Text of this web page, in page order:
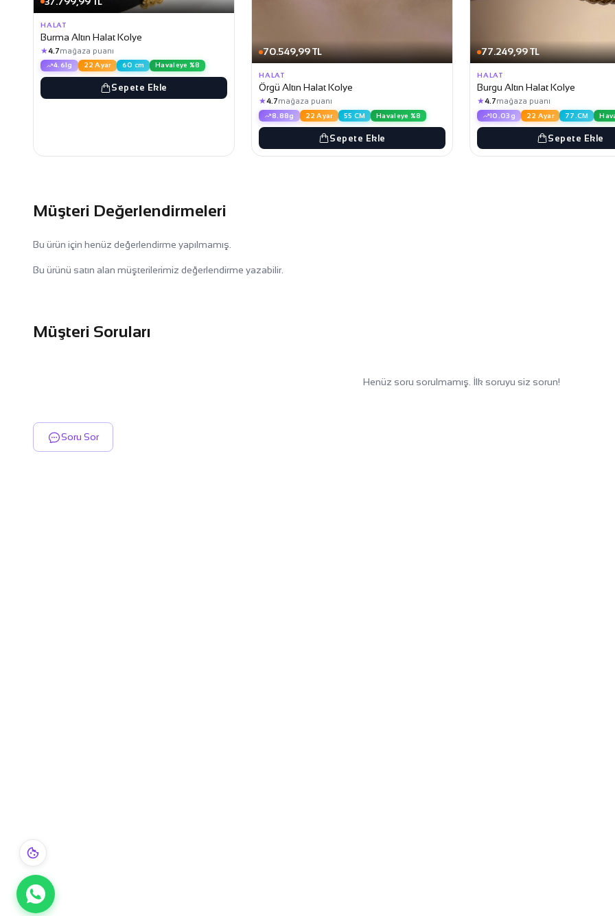
HALAT
Burma Altın Halat Kolye
★4.7mağaza puanı
4.61g 22 Ayar 60 cm Havaleye %8
Sepete Ekle
70.549,99 TL
HALAT
Örgü Altın Halat Kolye
★4.7mağaza puanı
8.88g 22 Ayar 55 CM Havaleye %8
Sepete Ekle
77.249,99 TL
HALAT
Burgu Altın Halat Kolye
★4.7mağaza puanı
10.03g 22 Ayar 77.CM
Sepete Ekle
Müşteri Değerlendirmeleri
Bu ürün için henüz değerlendirme yapılmamış.
Bu ürünü satın alan müşterilerimiz değerlendirme yazabilir.
Müşteri Soruları
Henüz soru sorulmamış. İlk soruyu siz sorun!
Soru Sor